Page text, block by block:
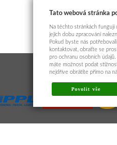
Tato webová stránka
Na těchto stránkách fungují
jejich dobu zpracování
Pokud byste nás
kontaktovat, obraťte se
pro ochranu osobních
máte možnost podat
nejdříve obrátíte přímo na
Povolit vše